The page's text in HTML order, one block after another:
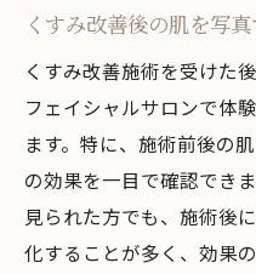
くすみ改善後の肌を写
くすみ改善施術を受けた
フェイシャルサロンで体
ます。特に、施術前後の
の効果を一目で確認でき
見られた方でも、施術後
化することが多く、効果